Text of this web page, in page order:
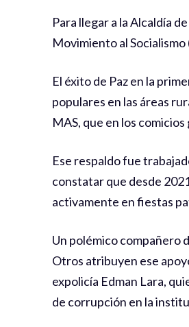
Para llegar a la Alcaldía
Movimiento al
El éxito de Paz en la
populares en las áreas
MAS, que en los
Ese respaldo fue
constatar que desde
activamente en fiestas
Un polémico compañero
Otros atribuyen ese
expolicía Edman Lara,
de corrupción en la